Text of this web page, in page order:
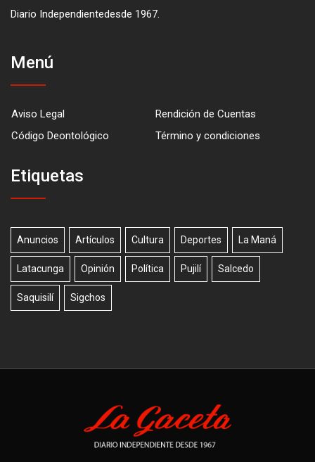
Diario Independientedesde 1967.
Menú
Aviso Legal
Rendición de Cuentas
Código Deontológico
Término y condiciones
Etiquetas
Anuncios Artículos Cultura Deportes La Maná
Latacunga Opinión Política Pujilí Salcedo
Saquisilí Sigchos